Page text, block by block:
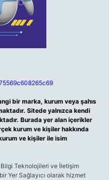
bir marka, kurum veya şahıs
Sitede yalnızca kendi
Burada yer alan içerikler
kurum ve kişiler hakkında
ve kişiler ile isim
Bilgi Teknolojileri ve İletişim
Yer Sağlayıcı olarak hizmet